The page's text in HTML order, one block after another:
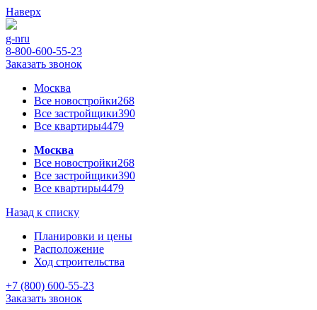
Наверх
g-nru
8-800-600-55-23
Заказать звонок
Москва
Все новостройки268
Все застройщики390
Все квартиры4479
Москва
Все новостройки268
Все застройщики390
Все квартиры4479
Назад к списку
Планировки и цены
Расположение
Ход строительства
+7 (800) 600-55-23
Заказать звонок